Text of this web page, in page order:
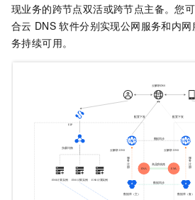
现业务的跨节点双活或跨节点主备。您
合云 DNS 软件分别实现公网服务和内
务持续可用。